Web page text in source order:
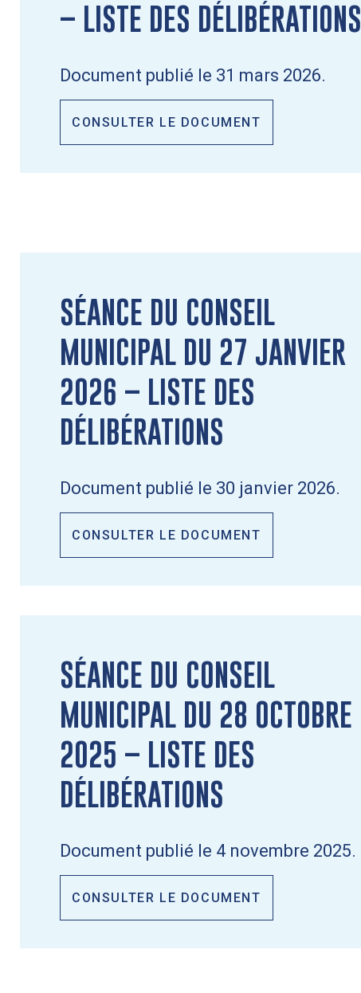
– LISTE DES DÉLIBÉRATIONS
Document publié le 31 mars 2026.
CONSULTER LE DOCUMENT
SÉANCE DU CONSEIL
MUNICIPAL DU 27 JANVIER
2026 – LISTE DES
DÉLIBÉRATIONS
Document publié le 30 janvier 2026.
CONSULTER LE DOCUMENT
SÉANCE DU CONSEIL
MUNICIPAL DU 28 OCTOBRE
2025 – LISTE DES
DÉLIBÉRATIONS
Document publié le 4 novembre 2025.
CONSULTER LE DOCUMENT